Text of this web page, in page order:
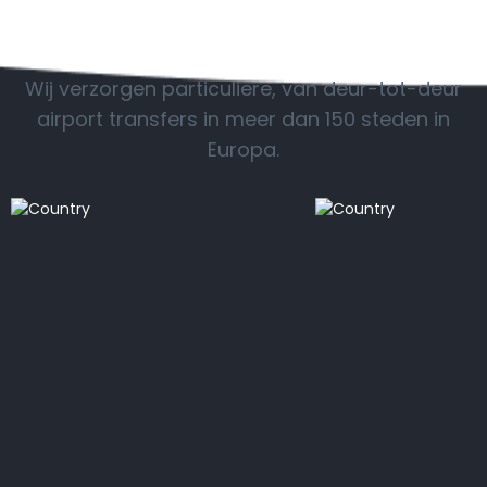
Wij verzorgen particuliere, van deur-tot-deur
airport transfers in meer dan 150 steden in
Europa.